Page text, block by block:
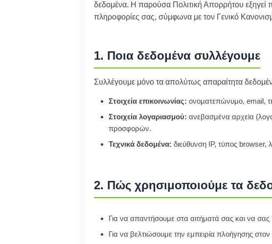
δεδομένα. Η παρούσα Πολιτική Απορρήτου εξηγεί
πληροφορίες σας, σύμφωνα με τον Γενικό
1. Ποια δεδομένα συλλέγουμε
Συλλέγουμε μόνο τα απολύτως απαραίτητα
Στοιχεία επικοινωνίας: ονοματεπώνυμο, email,
Στοιχεία λογαριασμού: ανεβασμένα αρχεία
προσφορών.
Τεχνικά δεδομένα: διεύθυνση IP, τύπος browser,
2. Πώς χρησιμοποιούμε τα
Για να απαντήσουμε στα αιτήματά σας και να
Για να βελτιώσουμε την εμπειρία πλοήγησης στον